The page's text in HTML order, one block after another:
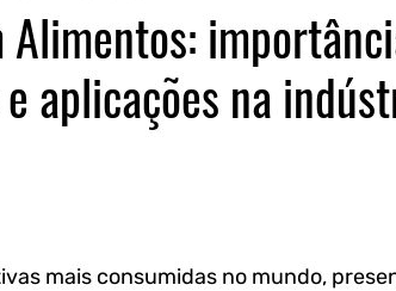
aplicações na
mais consumidas no mundo,